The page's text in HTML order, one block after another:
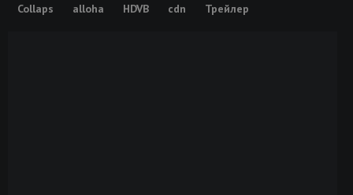
Collaps alloha HDVB cdn Трейлер